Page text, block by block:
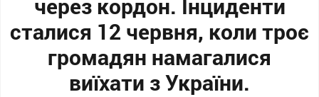
через кордон. Інциденти
сталися 12 червня, коли троє
громадян намагалися
виїхати з України.